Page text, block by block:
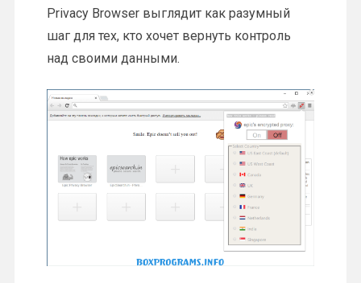
Privacy Browser выглядит как разумный
шаг для тех, кто хочет вернуть контроль
над своими данными.